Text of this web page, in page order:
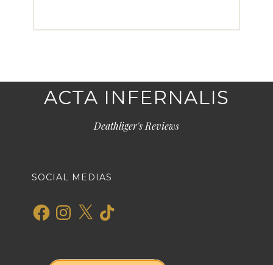
ACTA INFERNALIS
Deathliger's Reviews
SOCIAL MEDIAS
FacebookInstagram
X TikTok